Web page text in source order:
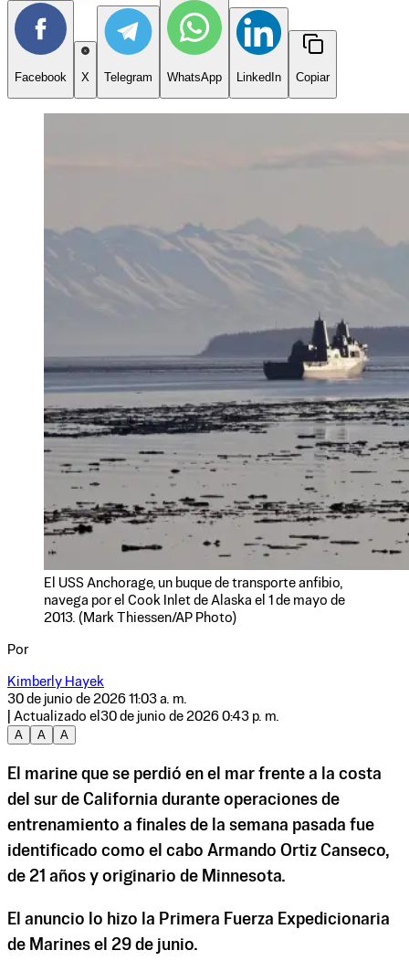
Facebook X Telegram WhatsApp LinkedIn Copiar
El USS Anchorage, un buque de transporte anfibio,
navega por el Cook Inlet de Alaska el 1 de mayo de
2013. (Mark Thiessen/AP Photo)
Por
Kimberly Hayek
30 de junio de 2026 11:03 a. m.
| Actualizado el 30 de junio de 2026 0:43 p. m.
A
A A
El marine que se perdió en el mar frente a la costa
del sur de California durante operaciones de
entrenamiento a finales de la semana pasada fue
identificado como el cabo Armando Ortiz Canseco,
de 21 años y originario de Minnesota.
El anuncio lo hizo la Primera Fuerza Expedicionaria
de Marines el 29 de junio.